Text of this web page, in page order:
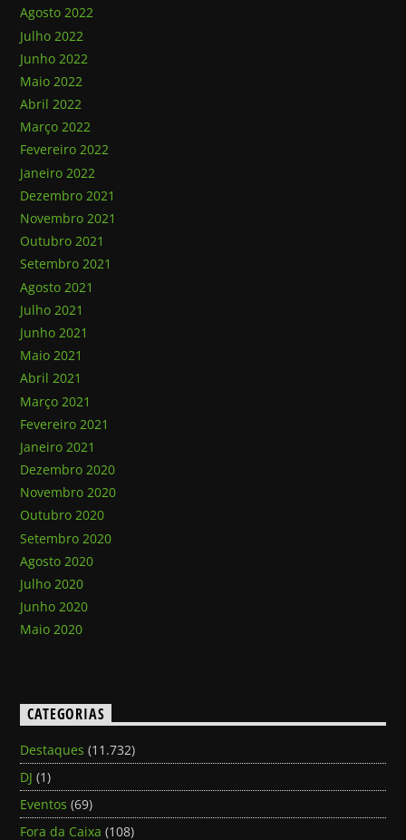
Agosto 2022
Julho 2022
Junho 2022
Maio 2022
Abril 2022
Março 2022
Fevereiro 2022
Janeiro 2022
Dezembro 2021
Novembro 2021
Outubro 2021
Setembro 2021
Agosto 2021
Julho 2021
Junho 2021
Maio 2021
Abril 2021
Março 2021
Fevereiro 2021
Janeiro 2021
Dezembro 2020
Novembro 2020
Outubro 2020
Setembro 2020
Agosto 2020
Julho 2020
Junho 2020
Maio 2020
CATEGORIAS
Destaques (11.732)
DJ (1)
Eventos (69)
Fora da Caixa (108)